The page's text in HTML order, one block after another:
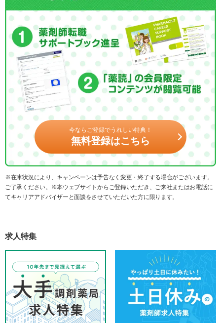
今ならご登録でうれしい特典！
無料登録はこちら
※在庫状況により、キャンペーンは予告なく変更・終了する場合がございます。
ご了承ください。※本ウェブサイトからご登録いただき、ご来社またはお電話に
てキャリアアドバイザーと面談をさせていただいた方に限ります。
求人特集